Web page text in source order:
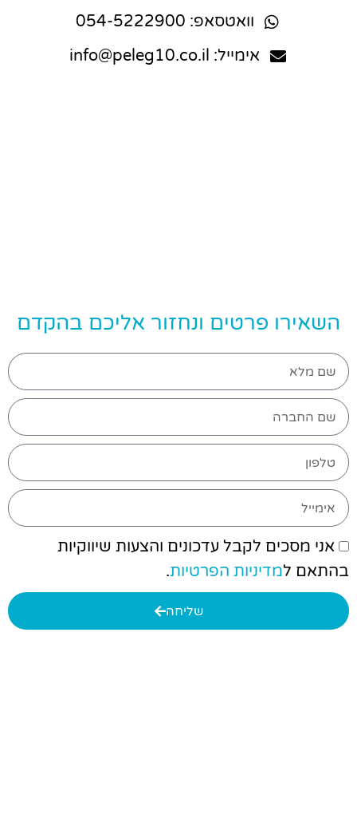
וואטסאפ: 054-5222900
אימייל: info@peleg10.co.il
השאירו פרטים ונחזור אליכם בהקדם
אני מסכים לקבל עדכונים והצעות שיווקיות
בהתאם למדיניות הפרטיות.
שליחה